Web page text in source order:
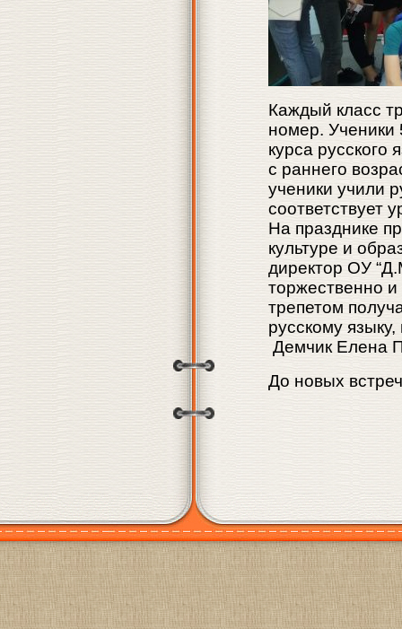
Каждый класс
номер. Ученики
курса русского
с раннего
ученики учили
соответствует
На празднике
культуре и
директор ОУ
торжественно
трепетом
русскому
Демчик Елена
До новых